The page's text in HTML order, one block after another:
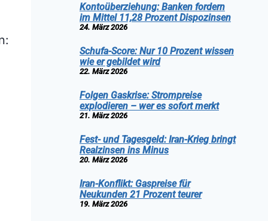
Kontoüberziehung: Banken fordern
im Mittel 11,28 Prozent Dispozinsen
24. März 2026
Schufa-Score: Nur 10 Prozent wissen
wie er gebildet wird
22. März 2026
Folgen Gaskrise: Strompreise
explodieren – wer es sofort merkt
21. März 2026
Fest- und Tagesgeld: Iran-Krieg bringt
Realzinsen ins Minus
20. März 2026
Iran-Konflikt: Gaspreise für
Neukunden 21 Prozent teurer
19. März 2026